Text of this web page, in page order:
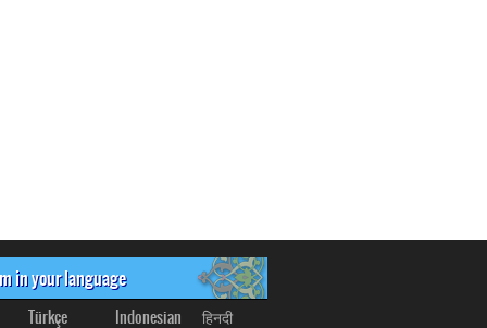
in your language
Türkçe Indonesian हिनदी